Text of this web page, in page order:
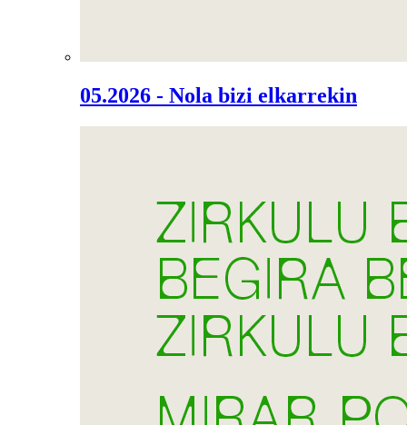
05.2026 - Nola bizi elkarrekin